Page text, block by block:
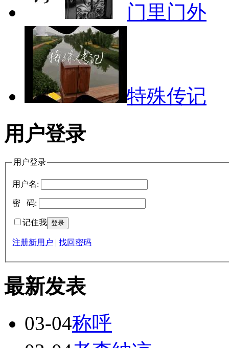
门里门外
特殊传记
用户登录
用户登录
用户名:
密 码:
记住我
注册新用户 | 找回密码
最新发表
03-04称呼